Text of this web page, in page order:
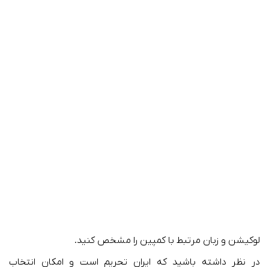
لوکیشن و زبان مرتبط با کمپین را مشخص کنید.
در نظر داشته باشید که ایران تحریم است و امکان انتخاب